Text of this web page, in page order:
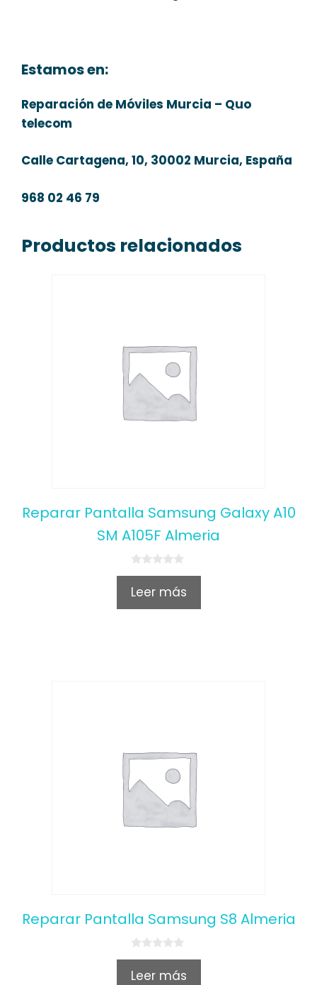
Estamos en:
Reparación de Móviles Murcia – Quo
telecom
Calle Cartagena, 10, 30002 Murcia, España
968 02 46 79
Productos relacionados
Reparar Pantalla Samsung Galaxy A10
SM A105F Almeria
0
u
Leer más
Reparar Pantalla Samsung S8 Almeria
0
u
Leer más